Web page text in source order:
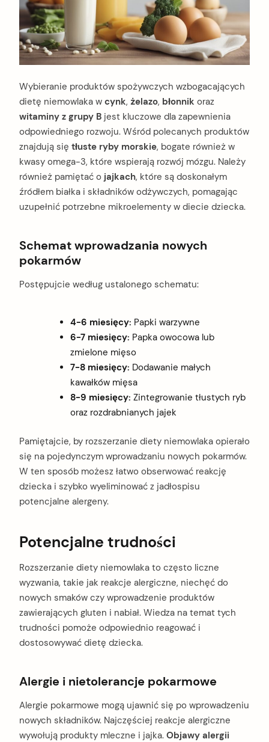
Wybieranie produktów spożywczych wzbogacających
dietę niemowlaka w cynk, żelazo, błonnik oraz
witaminy z grupy B jest kluczowe dla zapewnienia
odpowiedniego rozwoju. Wśród polecanych produktów
znajdują się tłuste ryby morskie, bogate również w
kwasy omega-3, które wspierają rozwój mózgu. Należy
również pamiętać o jajkach, które są doskonałym
źródłem białka i składników odżywczych, pomagając
uzupełnić potrzebne mikroelementy w diecie dziecka.
Schemat wprowadzania nowych
pokarmów
Postępujcie według ustalonego schematu:
4-6 miesięcy: Papki warzywne
6-7 miesięcy: Papka owocowa lub
zmielone mięso
7-8 miesięcy: Dodawanie małych
kawałków mięsa
8-9 miesięcy: Zintegrowanie tłustych ryb
oraz rozdrabnianych jajek
Pamiętajcie, by rozszerzanie diety niemowlaka opierało
się na pojedynczym wprowadzaniu nowych pokarmów.
W ten sposób możesz łatwo obserwować reakcję
dziecka i szybko wyeliminować z jadłospisu
potencjalne alergeny.
Potencjalne trudności
Rozszerzanie diety niemowlaka to często liczne
wyzwania, takie jak reakcje alergiczne, niechęć do
nowych smaków czy wprowadzenie produktów
zawierających gluten i nabiał. Wiedza na temat tych
trudności pomoże odpowiednio reagować i
dostosowywać dietę dziecka.
Alergie i nietolerancje pokarmowe
Alergie pokarmowe mogą ujawnić się po wprowadzeniu
nowych składników. Najczęściej reakcje alergiczne
wywołują produkty mleczne i jajka. Objawy alergii